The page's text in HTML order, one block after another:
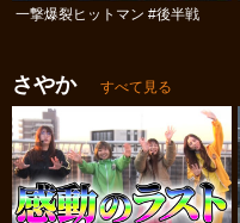
一撃爆裂ヒットマン #後半戦
さやか すべて見る